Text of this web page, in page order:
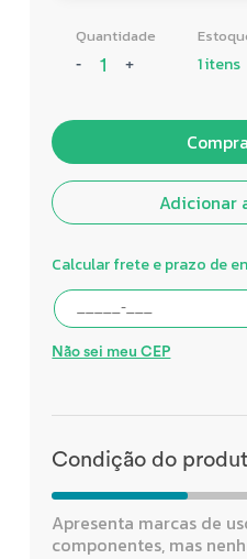
Quantidade
- + 1 itens
Adicionar
Calcular frete e prazo de
Não sei meu CEP
Condição do
Apresenta marcas de
componentes, mas